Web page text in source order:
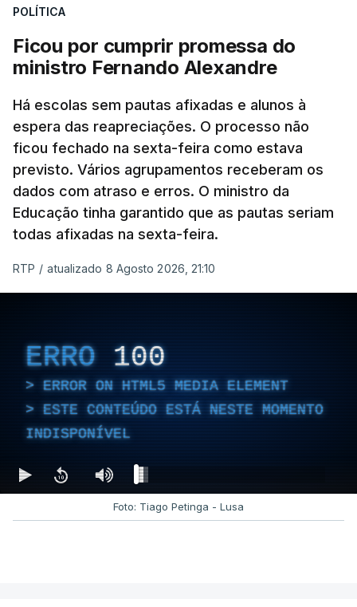
POLÍTICA
Ficou por cumprir promessa do
ministro Fernando Alexandre
Há escolas sem pautas afixadas e alunos à
espera das reapreciações. O processo não
ficou fechado na sexta-feira como estava
previsto. Vários agrupamentos receberam os
dados com atraso e erros. O ministro da
Educação tinha garantido que as pautas seriam
todas afixadas na sexta-feira.
RTP / atualizado 8 Agosto 2026, 21:10
ERRO 100
ERROR ON HTML5 MEDIA ELEMENT
ESTE CONTEÚDO ESTÁ NESTE MOMENTO
INDISPONÍVEL
Foto: Tiago Petinga - Lusa